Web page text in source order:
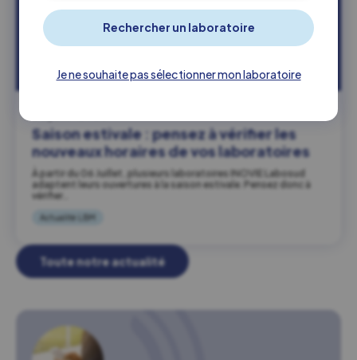
Je ne souhaite pas sélectionner mon laboratoire
Saison estivale : pensez à vérifier les
nouveaux horaires de vos laboratoires
À partir du 06 Juillet, plusieurs laboratoires INOVIE Labosud
adaptent leurs ouvertures à la saison estivale. Pensez donc à
vérifier…
Actualité LBM
Toute notre actualité